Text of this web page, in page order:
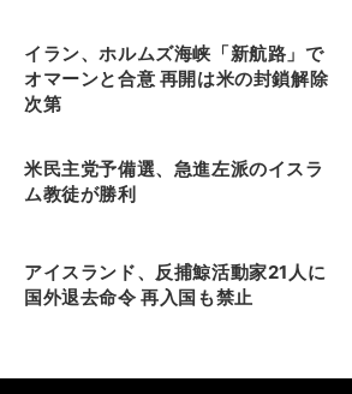
イラン、ホルムズ海峡「新航路」で
オマーンと合意 再開は米の封鎖解除
次第
米民主党予備選、急進左派のイスラ
ム教徒が勝利
アイスランド、反捕鯨活動家21人に
国外退去命令 再入国も禁止